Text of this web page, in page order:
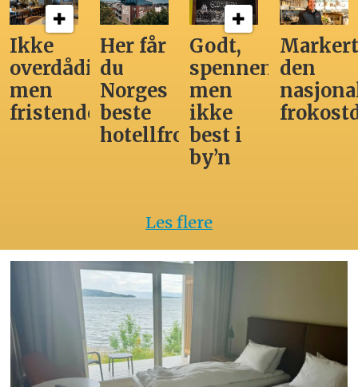
Ikke
overdådig,
men
fristende
Her får
du
Norges
beste
hotellfrokost
Godt,
spennende,
men
ikke
best i
by’n
den
Les flere